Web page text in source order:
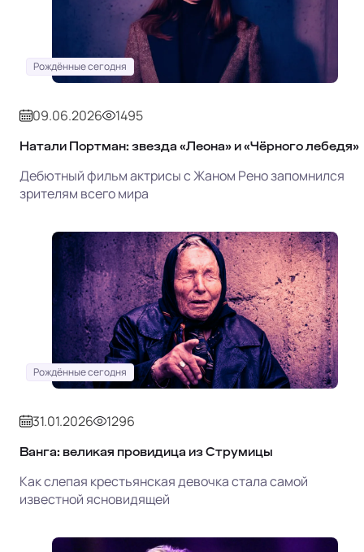
Рождённые сегодня
09.06.2026 1495
Натали Портман: звезда «Леона» и «Чёрного лебедя»
Дебютный фильм актрисы с Жаном Рено запомнился
зрителям всего мира
Рождённые сегодня
31.01.2026 1296
Ванга: великая провидица из Струмицы
Как слепая крестьянская девочка стала самой
известной ясновидящей